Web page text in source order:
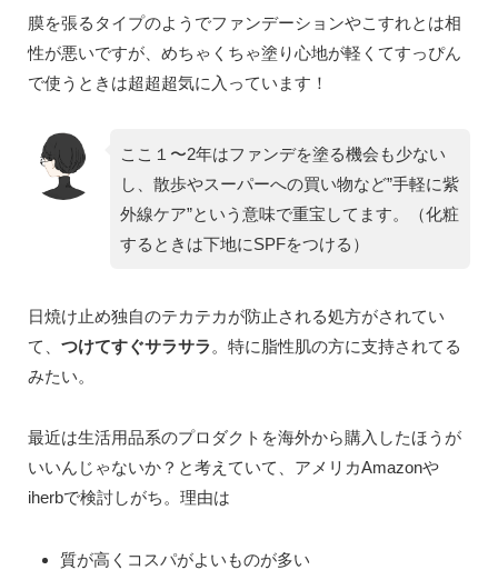
膜を張るタイプのようでファンデーションやこすれとは相
性が悪いですが、めちゃくちゃ塗り心地が軽くてすっぴん
で使うときは超超超気に入っています！
ここ１〜2年はファンデを塗る機会も少ない
し、散歩やスーパーへの買い物など”手軽に紫
外線ケア”という意味で重宝してます。（化粧
するときは下地にSPFをつける）
日焼け止め独自のテカテカが防止される処方がされてい
て、 つけてすぐサラサラ。特に脂性肌の方に支持されてる
みたい。
最近は生活用品系のプロダクトを海外から購入したほうが
いいんじゃないか？と考えていて、アメリカAmazonや
iherbで検討しがち。理由は
質が高くコスパがよいものが多い